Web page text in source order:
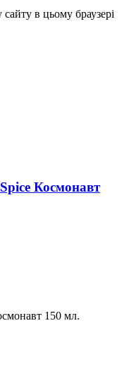
в цьому браузері
Космонавт
150 мл.